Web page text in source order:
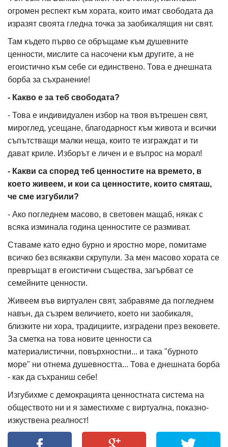
огромен респект към хората, които имат свободата да
изразят своята гледна точка за заобикалящия ни свят.
Там където първо се обръщаме към душевните
ценности, мислите са насочени към другите, а не
егоистично към себе си единствено. Това е днешната
борба за съхранение!
- Какво е за теб свободата?
- Това е индивидуален избор на твоя вътрешен свят,
мироглед, усещане, благодарност към живота и всички
съпътстващи малки неща, които те изграждат и ти
дават криле. Изборът е личен и е въпрос на морал!
- Какви са според теб ценностите на времето, в
което живеем, и кои са ценностите, които смяташ,
че сме изгубили?
- Ако погледнем масово, в световен мащаб, някак с
всяка изминала година ценностите се размиват.
Ставаме като едно бурно и яростно море, помитаме
всичко без всякакви скрупули. За мен масово хората се
превръщат в егоистични същества, загърбват се
семейните ценности.
Живеем във виртуален свят, забравяме да погледнем
навън, да съзрем величието, което ни заобикаля,
близките ни хора, традициите, изградени през вековете.
За сметка на това новите ценности са
материалистични, повърхностни... и така "бурното
море" ни отнема душевността... Това е днешната борба
- как да съхраниш себе!
Изгубихме с демокрацията ценностната система на
обществото ни и я заместихме с виртуална, показно-
изкуствена реалност!